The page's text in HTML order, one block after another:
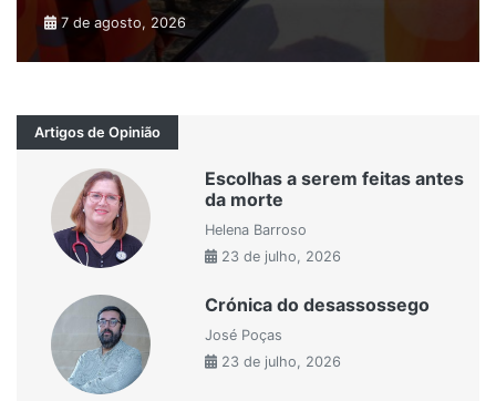
7 de agosto, 2026
Artigos de Opinião
Escolhas a serem feitas antes
da morte
Helena Barroso
23 de julho, 2026
Crónica do desassossego
José Poças
23 de julho, 2026